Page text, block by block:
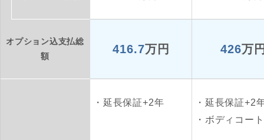
オプション込支払総
額
416.7万円 426万
延長保証+2年
延長保証+2
ボディコート